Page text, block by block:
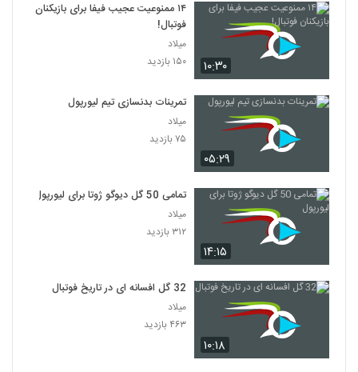
۱۰:۳۰
۱۴ ممنوعیت عجیب فیفا برای بازیکنان
فوتبال!
میلاد
۱۵۰ بازدید
۰۵:۲۹
تمرینات بدنسازی تیم لیورپول
میلاد
۷۵ بازدید
۱۴:۱۵
تمامی 50 گل دیوگو ژوتا برای لیورپول
میلاد
۳۱۲ بازدید
۱۰:۱۸
32 گل افسانه ای در تاریخ فوتبال
میلاد
۴۶۳ بازدید